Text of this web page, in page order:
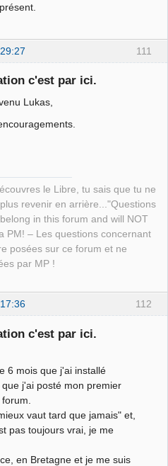
111
c'est par ici.
Lukas,
le Libre, tu sais que tu ne
revenir en arrière..."Questions
in this forum and will NOT
PM! – Les questions concernant
posées sur ce forum et ne
par MP !
112
c'est par ici.
6 mois que j'ai installé
j'ai posté mon premier
vaut tard que jamais" et,
pas toujours vrai, je me
en Bretagne et je me suis